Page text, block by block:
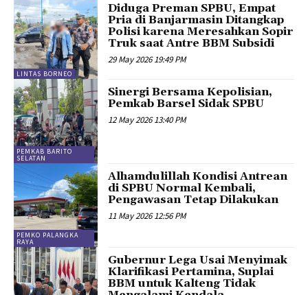
LINTAS BORNEO
Diduga Preman SPBU, Empat
Pria di Banjarmasin Ditangkap
Polisi karena Meresahkan Sopir
Truk saat Antre BBM Subsidi
29 May 2026 19:49 PM
PEMKAB BARITO
SELATAN
Sinergi Bersama Kepolisian,
Pemkab Barsel Sidak SPBU
12 May 2026 13:40 PM
PEMKO PALANGKA
RAYA
Alhamdulillah Kondisi Antrean
di SPBU Normal Kembali,
Pengawasan Tetap Dilakukan
11 May 2026 12:56 PM
Gubernur Lega Usai Menyimak
Klarifikasi Pertamina, Suplai
BBM untuk Kalteng Tidak